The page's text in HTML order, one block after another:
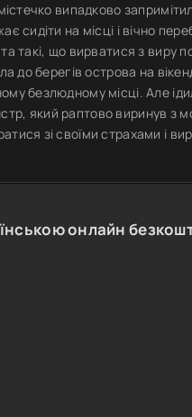
випадково
сидіти на місці і вічно
такі, що вирватися з виру
до берегів острова на
безлюдному місці. Але
який раптово виринув з
зі своїми страхами і
онлайн